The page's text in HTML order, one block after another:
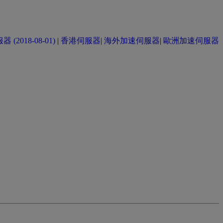
(2018-08-01) | 香港伺服器| 海外加速伺服器| 歐洲加速伺服器